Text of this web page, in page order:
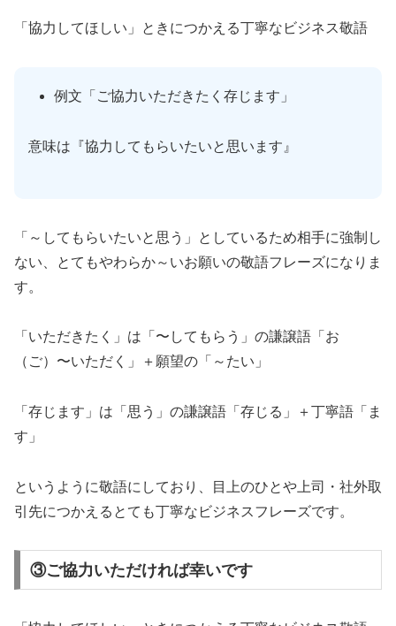
「協力してほしい」ときにつかえる丁寧なビジネス敬語
例文「ご協力いただきたく存じます」
意味は『協力してもらいたいと思います』
「～してもらいたいと思う」としているため相手に強制し
ない、とてもやわらか～いお願いの敬語フレーズになりま
す。
「いただきたく」は「〜してもらう」の謙譲語「お
（ご）〜いただく」＋願望の「～たい」
「存じます」は「思う」の謙譲語「存じる」＋丁寧語「ま
す」
というように敬語にしており、目上のひとや上司・社外取
引先につかえるとても丁寧なビジネスフレーズです。
③ご協力いただければ幸いです